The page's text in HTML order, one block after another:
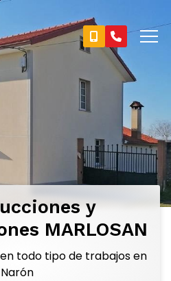
y
MARLOSAN
todo tipo de trabajos en
Narón